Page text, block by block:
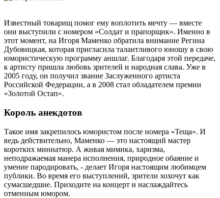
Известный товарищ помог ему воплотить мечту — вместе
они выступили с номером «Солдат и прапорщик». Именно в
этот момент, на Игоря Маменко обратила внимание Регина
Дубовицкая, которая пригласила талантливого юношу в свою
юмористическую программу аншлаг. Благодаря этой передаче,
к артисту пришла любовь зрителей и народная слава. Уже в
2005 году, он получил звание Заслуженного артиста
Российской Федерации, а в 2008 стал обладателем премии
«Золотой Остап».
Король анекдотов
Такое имя закрепилось юмористом после номера «Теща». И
ведь действительно, Маменко — это настоящий мастер
коротких миниатюр. А живая мимика, харизма,
неподражаемая манера исполнения, природное обаяние и
умение пародировать, - делает Игоря настоящим любимцем
публики. Во время его выступлений, зрители хохочут как
сумасшедшие. Приходите на концерт и наслаждайтесь
отменным юмором.